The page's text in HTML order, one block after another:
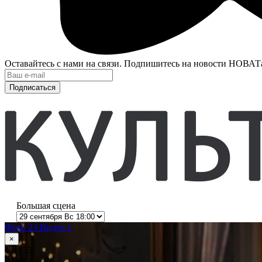
Оставайтесь с нами на связи. Подпишитесь на новости
Подписаться
Большая сцена
Фото 23 Видео 1
×
1
из 23